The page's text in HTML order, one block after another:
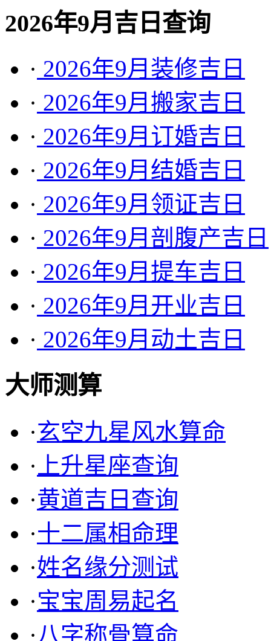
2026年9月吉日查询
· 2026年9月装修吉日
· 2026年9月搬家吉日
· 2026年9月订婚吉日
· 2026年9月结婚吉日
· 2026年9月领证吉日
· 2026年9月剖腹产吉日
· 2026年9月提车吉日
· 2026年9月开业吉日
· 2026年9月动土吉日
大师测算
·玄空九星风水算命
· 上升星座查询
·黄道吉日查询
·十二属相命理
·姓名缘分测试
·宝宝周易起名
· 八字称骨算命